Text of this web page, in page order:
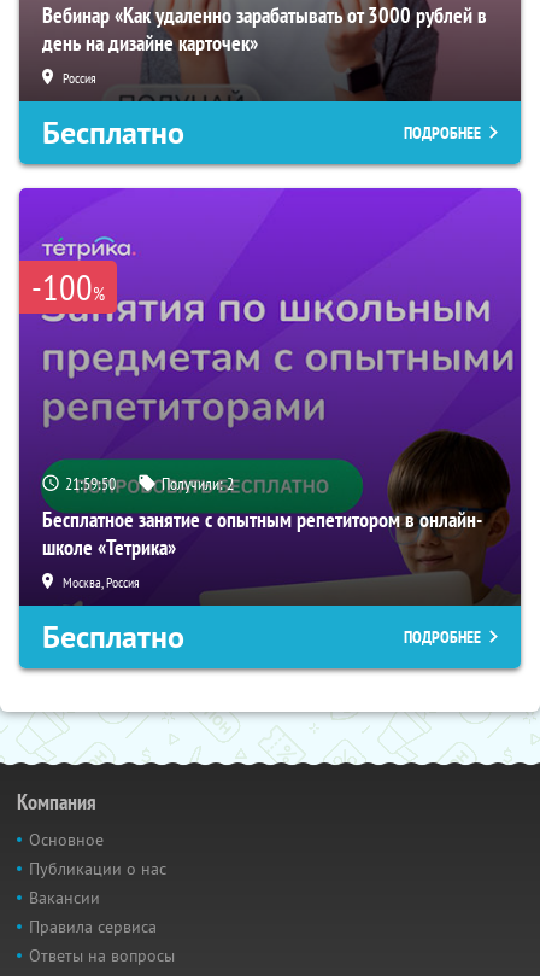
Вебинар «Как удаленно зарабатывать от 3000 рублей в
день на дизайне карточек»
Россия
Бесплатно ПОДРОБНЕЕ
-100%
21:59:49 Получили:2
Бесплатное занятие с опытным репетитором в онлайн-
школе «Тетрика»
Москва, Россия
Бесплатно ПОДРОБНЕЕ
Компания
Основное
Публикации о нас
Вакансии
Правила сервиса
Ответы на вопросы